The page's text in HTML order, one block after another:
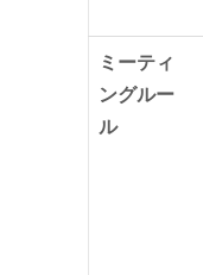
ミーティ
ングルー
ル